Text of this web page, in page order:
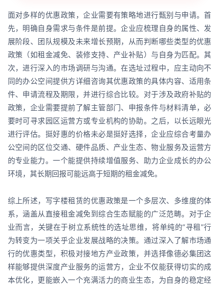
面对多样的优惠政策，企业需要有策略地进行甄别与申请。首
先，明确自身需求与条件是前提。企业应梳理自身的属性、发
展阶段、团队规模及未来增长预期，从而判断哪些类型的优惠
政策（如租金减免、装修支持、产业补贴）与自身为匹配。其
次，进行深入的市场调研与沟通。在选址过程中，应主动向不
同的办公空间提供方详细咨询其优惠政策的具体内容、适用条
件、申请流程及期限，并进行综合比较。对于涉及政府补贴的
政策，企业需要提前了解主管部门、申报条件与材料清单，必
要时可寻求园区运营方或专业机构的协助。之后，以长远眼光
进行评估。挺好惠的价格未必是挺好选择，企业应综合考量办
公空间的区位交通、硬件品质、产业生态、物业服务及运营方
的专业能力。一个能提供持续增值服务、助力企业成长的办公
环境，其长期回报可能远高于短期的租金减免。
综上所述，写字楼租赁的优惠政策是一个多层次、多维度的体
系，涵盖从直接租金减免到综合生态赋能的广泛范畴。对于企
业而言，关键在于树立系统性的选址思维，将单纯的“寻租”行
为转变为一项关乎企业发展战略的决策。通过深入了解市场通
行的优惠类型，积极对接地方产业政策，并选择像德必集团这
样能够提供深度产业服务的运营方，企业不仅能获得切实的成
本优化，更能嵌入一个充满活力的商业生态，为自身的稳定经